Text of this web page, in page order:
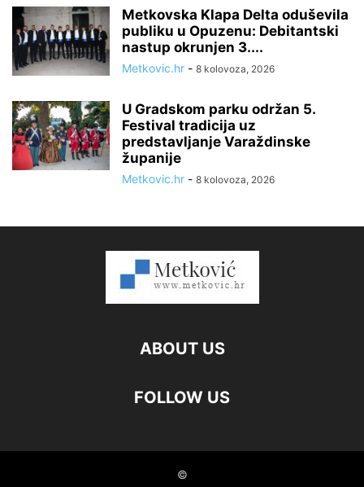
Metkovska Klapa Delta oduševila
publiku u Opuzenu: Debitantski
nastup okrunjen 3....
Metkovic.hr - 8 kolovoza, 2026
U Gradskom parku održan 5.
Festival tradicija uz
predstavljanje Varaždinske
županije
Metkovic.hr - 8 kolovoza, 2026
ABOUT US
FOLLOW US
©